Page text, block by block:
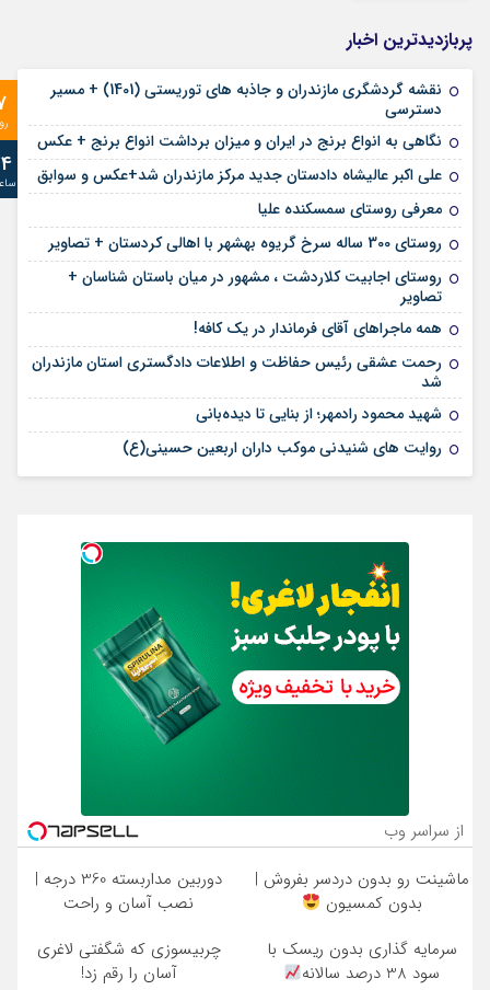
پربازدیدترین اخبار
نقشه گردشگری مازندران و جاذبه های توریستی (1401) + مسیر
دسترسی
نگاهی به انواع برنج در ایران و میزان برداشت انواع برنج + عکس
علی‌ اکبر عالیشاه دادستان جدید مرکز مازندران شد+عکس و سوابق
معرفی روستای سمسکنده علیا
روستای 300 ساله سرخ ‌گریوه بهشهر با اهالی کردستان + تصاویر
روستای اجابیت کلاردشت ، مشهور در میان باستان شناسان +
تصاویر
همه ماجراهای آقای فرماندار در یک کافه!
رحمت عشقی رئیس حفاظت و اطلاعات دادگستری استان مازندران
شد
شهید محمود رادمهر؛ از بنایی تا دیده‌بانی
روایت های شنیدنی موکب داران اربعین حسینی(ع)
از سراسر وب
ماشینت رو بدون دردسر بفروش |
بدون کمسیون
دوربین مداربسته 360 درجه |
نصب آسان و راحت
سرمایه گذاری بدون ریسک با
سود 38 درصد سالانه
چربیسوزی که شگفتی لاغری
آسان را رقم زد!